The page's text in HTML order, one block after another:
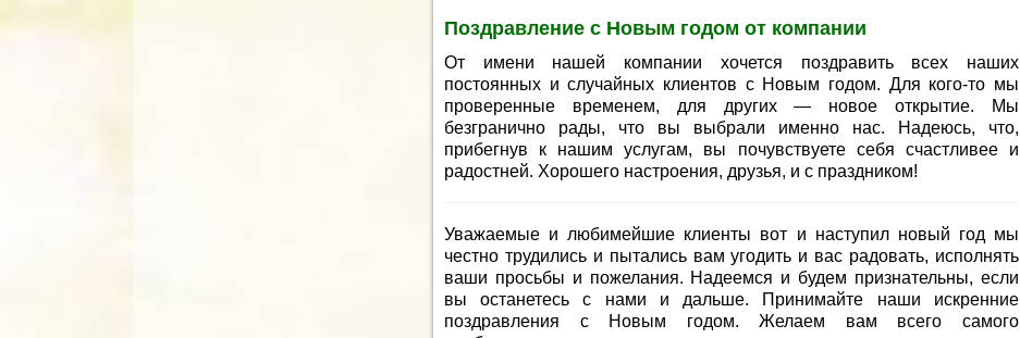
Поздравление с Новым годом от компании
От имени нашей компании хочется поздравить всех наших
постоянных и случайных клиентов с Новым годом. Для кого-то мы
проверенные временем, для других — новое открытие. Мы
безгранично рады, что вы выбрали именно нас. Надеюсь, что,
прибегнув к нашим услугам, вы почувствуете себя счастливее и
радостней. Хорошего настроения, друзья, и с праздником!
Уважаемые и любимейшие клиенты вот и наступил новый год мы
честно трудились и пытались вам угодить и вас радовать, исполнять
ваши просьбы и пожелания. Надеемся и будем признательны, если
вы останетесь с нами и дальше. Принимайте наши искренние
поздравления с Новым годом. Желаем вам всего самого